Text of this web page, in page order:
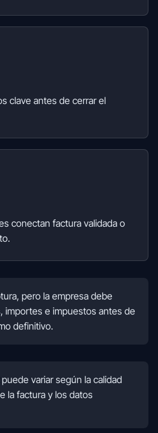
clave antes de cerrar el
conectan factura validada o
pero la empresa debe
importes e impuestos antes de
definitivo.
variar según la calidad
la factura y los datos